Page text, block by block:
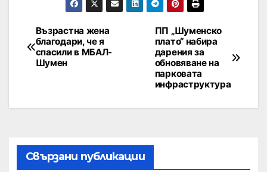
ПП „Шуменско
плато“ набира
дарения за
обновяване на
парковата
инфраструктура
Възрастна жена
благодари, че я
спасили в МБАЛ-
Шумен
Свързани публикации